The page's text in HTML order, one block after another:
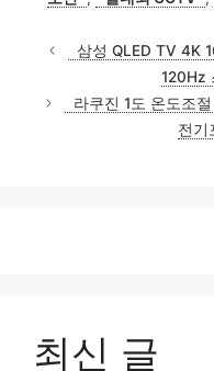
삼성 QLED TV 4K
120Hz
라쿠진 1도 온도조
전기
최신 글